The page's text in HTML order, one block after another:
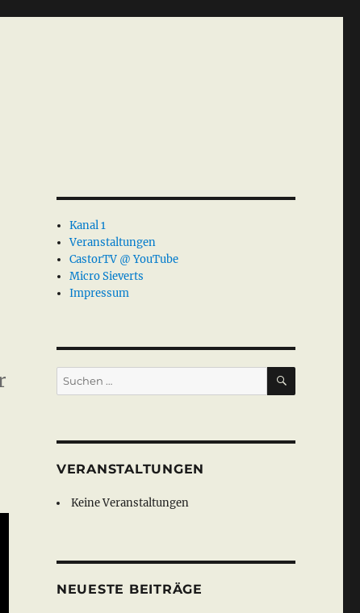
Kanal 1
Veranstaltungen
CastorTV @ YouTube
Micro Sieverts
Impressum
Suche
nach:
SUCHEN
VERANSTALTUNGEN
Keine Veranstaltungen
NEUESTE BEITRÄGE